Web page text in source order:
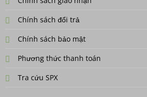
Chính sách đổi trả
Chính sách bảo mật
Phương thức thanh toán
Tra cứu SPX